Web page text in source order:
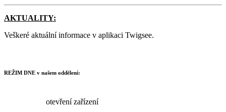
AKTUALITY:
Veškeré aktuální informace v aplikaci Twigsee.
REŽIM DNE v našem oddělení:
otevření zařízení